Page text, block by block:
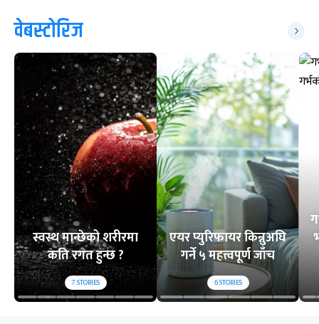
वेबस्टोरिज
स्वस्थ मान्छेको शरीरमा
कति रगत हुन्छ ?
7STORIES
एयर प्युरिफायर किन्नुअघि
गर्ने ५ महत्त्वपूर्ण जाँच
6STORIES